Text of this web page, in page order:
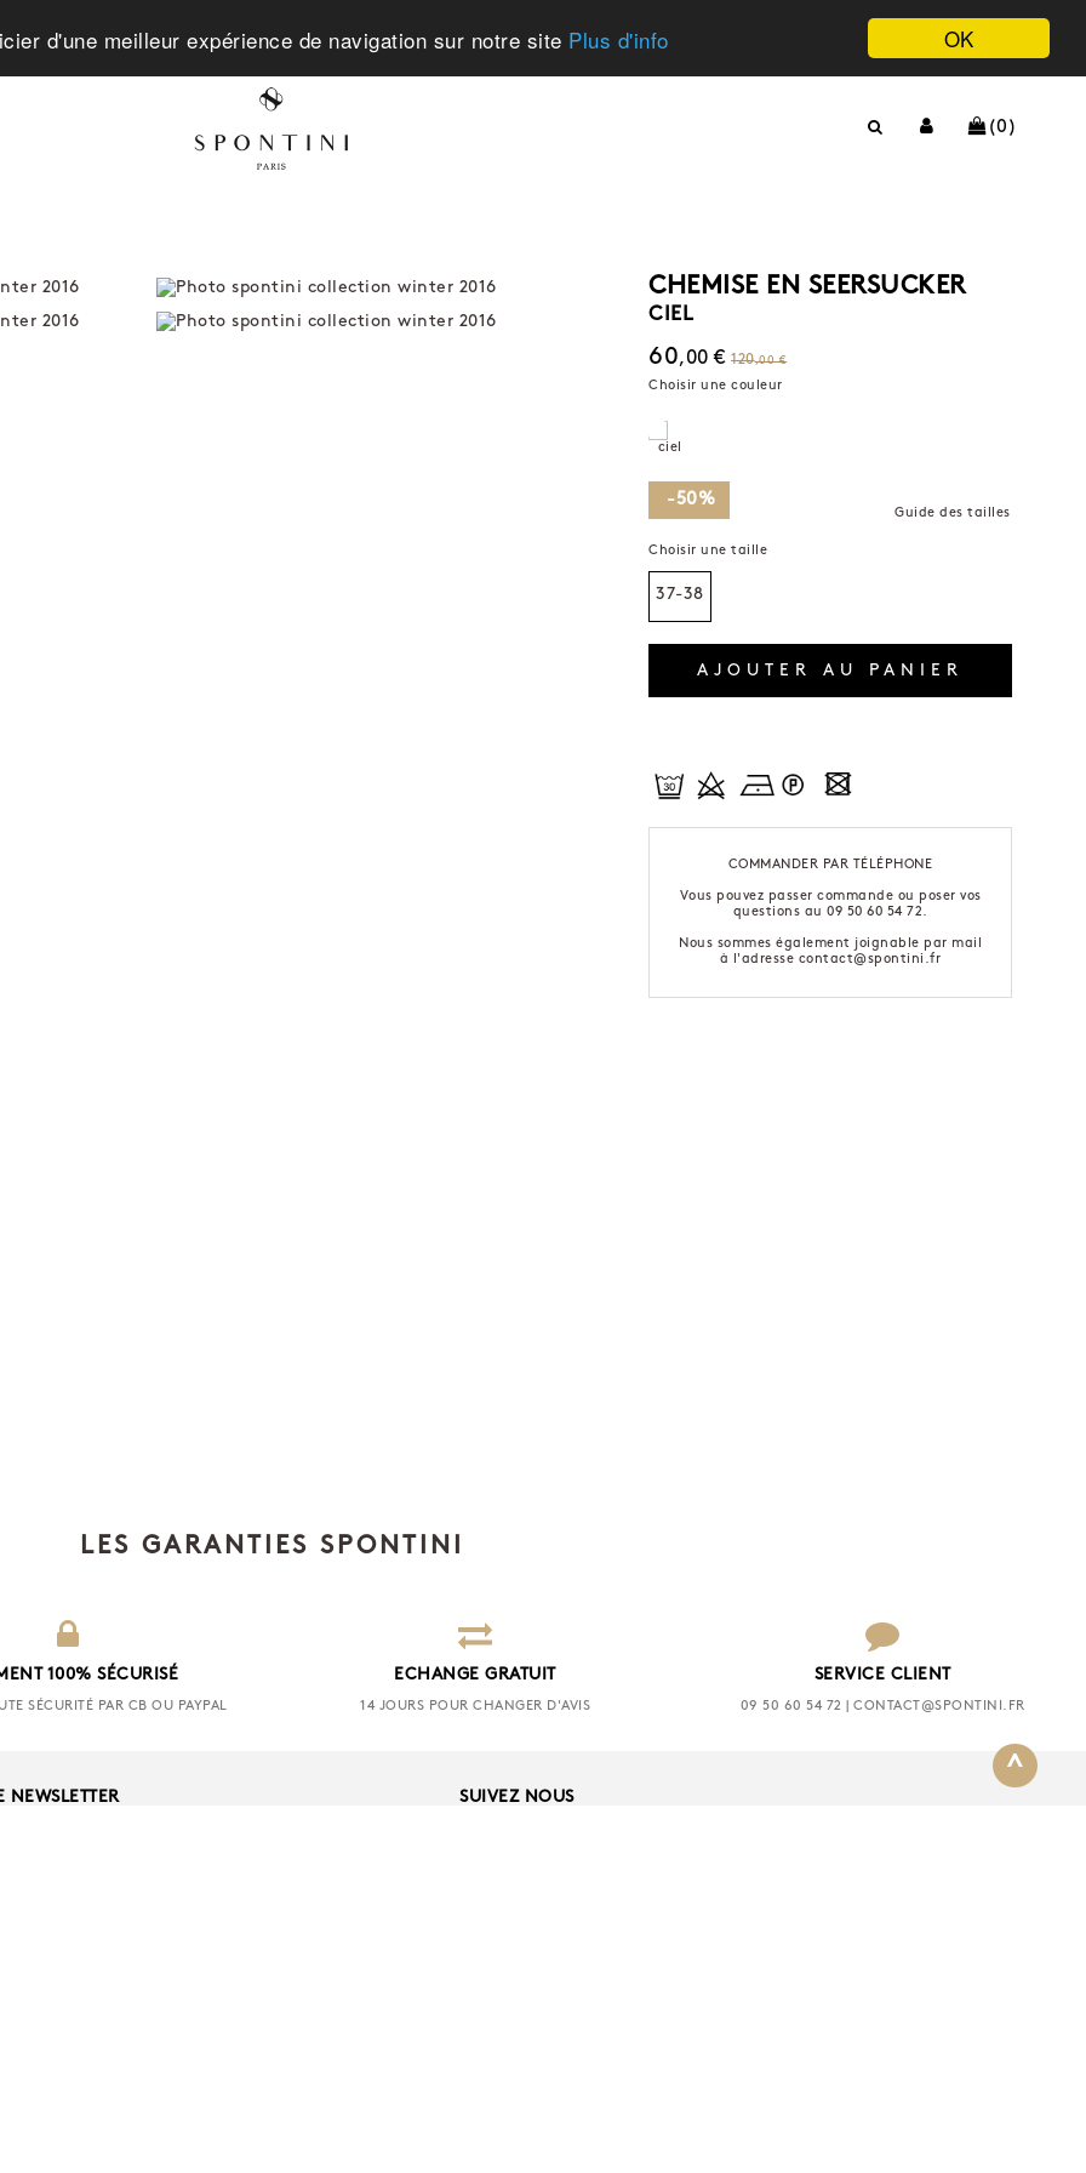
OK
d'une meilleur expérience de navigation sur notre site Plus d'info
(0)
CHEMISE EN SEERSUCKER
CIEL
60,00 € 120,00 €
Choisir une couleur
Guide des tailles
-50%
Choisir une taille
37-38
AJOUTER AU PANIER
COMMANDER PAR TÉLÉPHONE
Vous pouvez passer commande ou poser vos
questions au 09 50 60 54 72.
Nous sommes également joignable par mail
à l'adresse contact@spontini.fr
^
LES GARANTIES SPONTINI
100% SÉCURISÉ
SÉCURITÉ PAR CB OU PAYPAL
ECHANGE GRATUIT
14 JOURS POUR CHANGER D'AVIS
SERVICE CLIENT
09 50 60 54 72 | CONTACT@SPONTINI.FR
SUIVEZ NOUS